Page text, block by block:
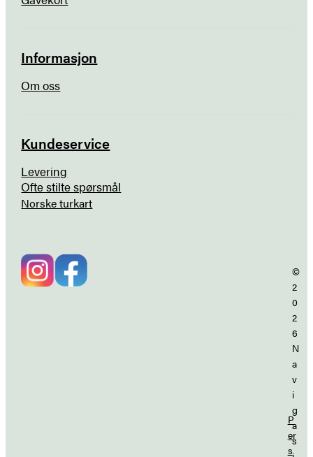
Informasjon
Om oss
Kundeservice
Levering
Ofte stilte spørsmål
Norske turkart
P
er
s
©
2
0
2
6
N
a
v
i
g
a
s